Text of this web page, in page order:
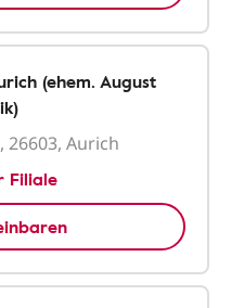
(ehem. August
26603, Aurich
Filiale